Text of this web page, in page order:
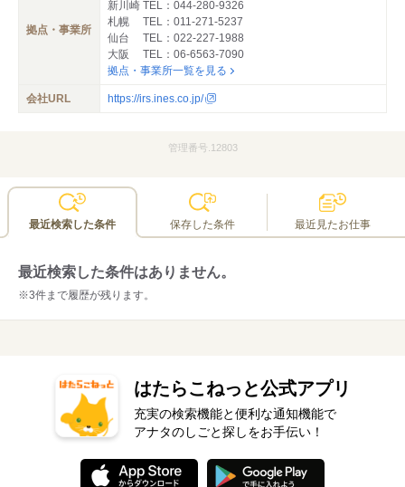
拠点・事業所
新川崎 TEL：044-280-9326
札幌 TEL：011-271-5237
仙台 TEL：022-227-1988
大阪 TEL：06-6563-7090
拠点・事業所一覧を見る
会社URL https://irs.ines.co.jp/
管理番号.12803
最近検索した条件 保存した条件 最近見たお仕事
最近検索した条件はありません。
※3件まで履歴が残ります。
はたらこねっと公式アプリ
充実の検索機能と便利な通知機能で
アナタのしごと探しをお手伝い！